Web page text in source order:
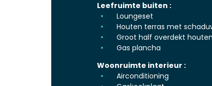
Leefruimte buiten :
Loungeset
Houten terras met
Groot half overdekt
Gas plancha
Woonruimte interieur :
Airconditioning